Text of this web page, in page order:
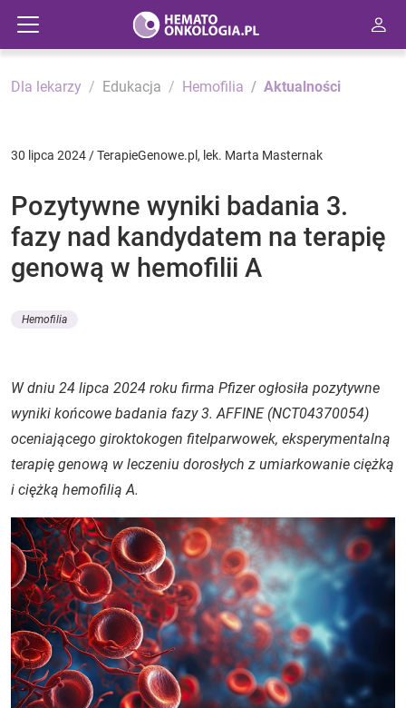
Dla lekarzy Edukacja Hemofilia Aktualności
30 lipca 2024 / TerapieGenowe.pl, lek. Marta Masternak
Pozytywne wyniki badania 3.
fazy nad kandydatem na terapię
genową w hemofilii A
Hemofilia
W dniu 24 lipca 2024 roku firma Pfizer ogłosiła pozytywne
wyniki końcowe badania fazy 3. AFFINE (NCT04370054)
oceniającego giroktokogen fitelparwowek, eksperymentalną
terapię genową w leczeniu dorosłych z umiarkowanie ciężką
i ciężką hemofilią A.